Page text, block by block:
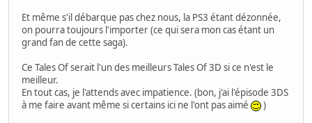
Et même s'il débarque pas chez nous, la PS3 étant dézonnée,
on pourra toujours l'importer (ce qui sera mon cas étant un
grand fan de cette saga).
Ce Tales Of serait l'un des meilleurs Tales Of 3D si ce n'est le
meilleur.
En tout cas, je l'attends avec impatience. (bon, j'ai l'épisode 3DS
à me faire avant même si certains ici ne l'ont pas aimé
)